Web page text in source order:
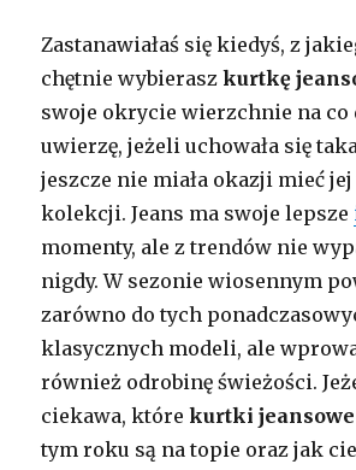
Zastanawiałaś się kiedyś, z
chętnie wybieraszkurtkę
swoje okrycie wierzchnie na co
uwierzę, jeżeli uchowała się
jeszcze nie miała okazji mieć
kolekcji. Jeans ma swoje lepsze
momenty, ale z trendów nie
nigdy. W sezonie wiosennym
zarówno do tych
klasycznych modeli, ale
również odrobinę świeżości.
ciekawa, którekurtki
tym roku są na topie oraz jak